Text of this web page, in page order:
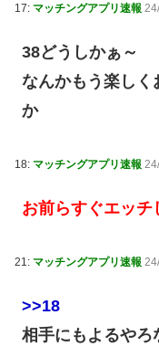
17: マッチングアプリ速報
38どうしかぁ～
なんかもう楽しく
か
18: マッチングアプリ速報
お前らすぐエッチ
21: マッチングアプリ速報
>>18
相手にもよるやろ